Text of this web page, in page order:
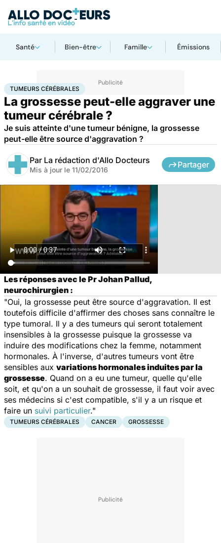
Santé Bien-être Famille Émissions
AccueilSantéMaladies Cancer Tumeurs cérébrales
TUMEURS CÉRÉBRALES
La grossesse peut-elle aggraver une
tumeur cérébrale ?
Je suis atteinte d'une tumeur bénigne, la grossesse
peut-elle être source d'aggravation ?
Par La rédaction d'Allo Docteurs
Mis à jour le 11/02/2016
Partager
Les réponses avec le Pr Johan Pallud,
neurochirurgien :
"Oui, la grossesse peut être source d'aggravation. Il est
toutefois difficile d'affirmer des choses sans connaître le
type tumoral. Il y a des tumeurs qui seront totalement
insensibles à la grossesse puisque la grossesse va
induire des modifications chez la femme, notamment
hormonales. À l'inverse, d'autres tumeurs vont être
sensibles aux variations hormonales induites par la
grossesse. Quand on a eu une tumeur, quelle qu'elle
soit, et qu'on a un souhait de grossesse, il faut voir avec
ses médecins si c'est compatible, s'il y a un risque et
faire un suivi particulier."
TUMEURS CÉRÉBRALES CANCER GROSSESSE